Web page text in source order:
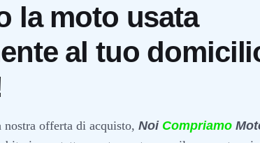
la moto usata
al tuo
nostra offerta di acquisto, Noi Compriamo